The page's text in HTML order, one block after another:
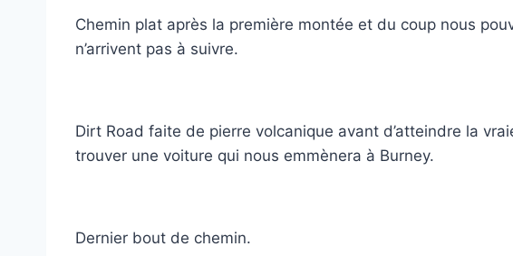
Chemin plat après la première montée et du coup nous
n’arrivent pas à suivre.
Dirt Road faite de pierre volcanique avant d’atteindre la
trouver une voiture qui nous emmènera à Burney.
Dernier bout de chemin.